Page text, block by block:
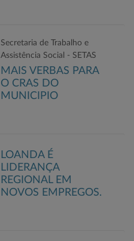
Secretaria de Trabalho e
Assistência Social - SETAS
MAIS VERBAS PARA
O CRAS DO
MUNICIPIO
LOANDA É
LIDERANÇA
REGIONAL EM
NOVOS EMPREGOS.